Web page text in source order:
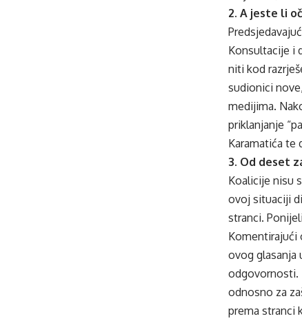
2. A jeste li
Konsultacije i
niti kod
sudionici
medijima.
priklanjanje
Karamatića te
3. Od deset
Koalicije nisu
ovoj situaciji
stranci.
Komentirajući
ovog glasanja
odgovornosti.
odnosno za
prema stranci